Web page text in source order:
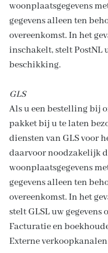
woonplaatsgegevens
gegevens alleen ten
overeenkomst. In het
inschakelt, stelt PostNL
beschikking.
GLS
Als u een bestelling bij
pakket bij u te laten
diensten van GLS voor
daarvoor noodzakelijk
woonplaatsgegevens
gegevens alleen ten
overeenkomst. In het
stelt GLSL uw
Facturatie en
Externe verkoopkanalen